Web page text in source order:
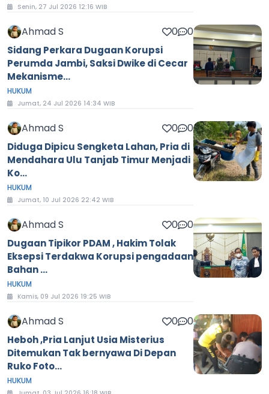
Senin, 27 Jul 2026 12:16 WIB
Ahmad S 0 0
Sidang Perkara Dugaan Korupsi
Perumda Jambi, Saksi Dwike di Cecar
Mekanisme...
HUKUM
Jumat, 24 Jul 2026 14:34 WIB
Ahmad S 0 0
Diduga Dipicu Sengketa Lahan, Pria di
Mendahara Ulu Tanjab Timur Menjadi
Ko...
HUKUM
Jumat, 10 Jul 2026 22:42 WIB
Ahmad S 0 0
Dugaan Tipikor PDAM , Hakim Tolak
Eksepsi Terdakwa Korupsi pengadaan
Bahan ...
HUKUM
Kamis, 09 Jul 2026 19:25 WIB
Ahmad S 0 0
Heboh ,Pria Lanjut Usia Misterius
Ditemukan Tak bernyawa Di Depan
Ruko Foto...
HUKUM